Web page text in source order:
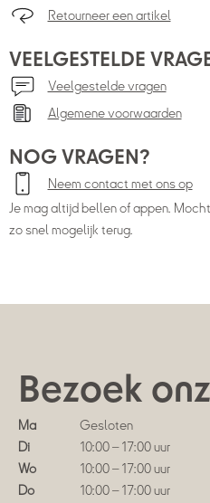
Retourneer een artikel
VEELGESTELDE
Veelgestelde vragen
Algemene voorwaarden
NOG VRAGEN?
Neem contact met ons op
Je mag altijd bellen of appen.
zo snel mogelijk terug.
Bezoek
Ma
Gesloten
Di
10:00 – 17:00 uur
Wo
10:00 – 17:00 uur
Do
10:00 – 17:00 uur